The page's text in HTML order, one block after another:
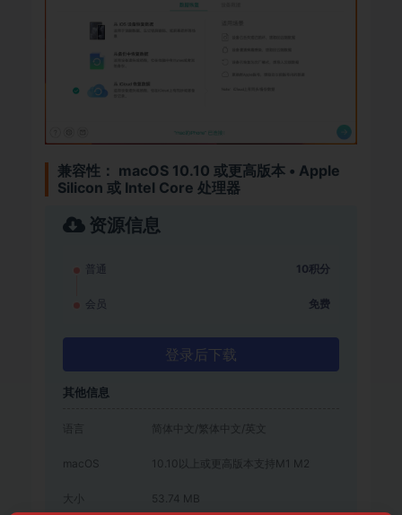
兼容性： macOS 10.10 或更高版本 • Apple
Silicon 或 Intel Core 处理器
资源信息
普通 10积分
会员 免费
登录后下载
其他信息
语言 简体中文/繁体中文/英文
macOS 10.10以上或更高版本支持M1 M2
大小 53.74 MB